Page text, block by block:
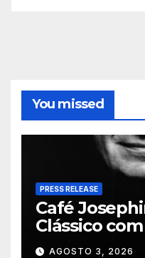
You missed
PRESS RELEASE
Café
Clássico
Varani
AGOSTO 3, 2026